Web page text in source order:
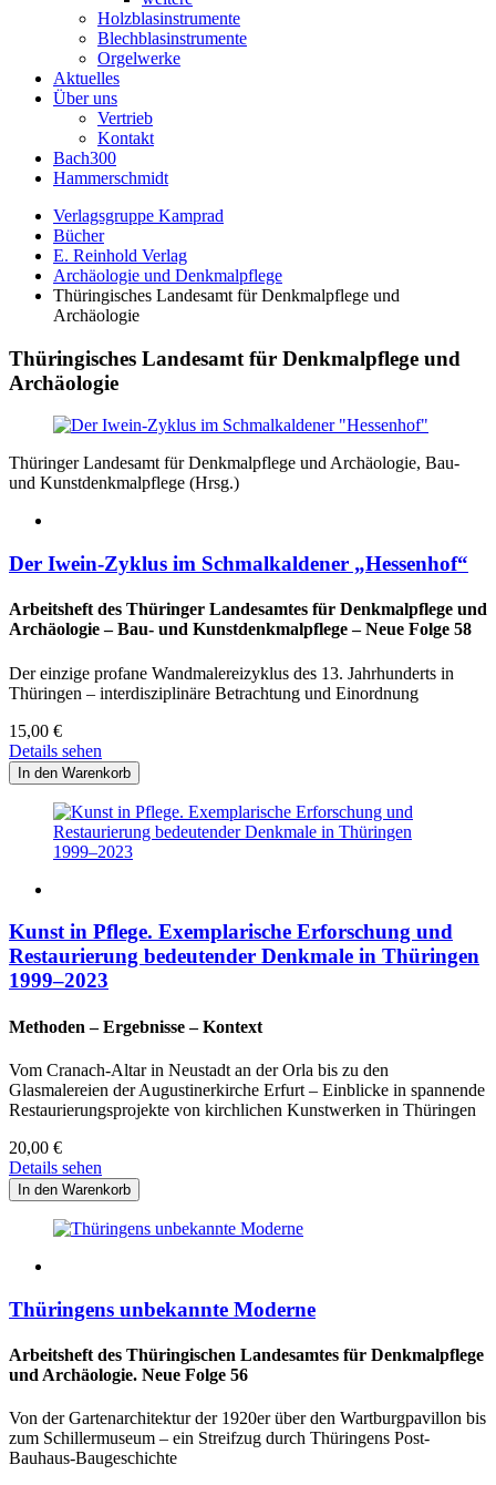
Holzblasinstrumente
Blechblasinstrumente
Orgelwerke
Aktuelles
Über uns
Vertrieb
Kontakt
Bach300
Hammerschmidt
Verlagsgruppe Kamprad
Bücher
E. Reinhold Verlag
Archäologie und Denkmalpflege
Thüringisches Landesamt für Denkmalpflege und
Archäologie
Thüringisches Landesamt für Denkmalpflege und
Archäologie
Thüringer Landesamt für Denkmalpflege und Archäologie, Bau-
und Kunstdenkmalpflege (Hrsg.)
Der Iwein-Zyklus im Schmalkaldener „Hessenhof“
Arbeitsheft des Thüringer Landesamtes für Denkmalpflege und
Archäologie – Bau- und Kunstdenkmalpflege – Neue Folge 58
Der einzige profane Wandmalereizyklus des 13. Jahrhunderts in
Thüringen – interdisziplinäre Betrachtung und Einordnung
15,00 €
Details sehen
Kunst in Pflege. Exemplarische Erforschung und
Restaurierung bedeutender Denkmale in Thüringen
1999–2023
Methoden – Ergebnisse – Kontext
Vom Cranach-Altar in Neustadt an der Orla bis zu den
Glasmalereien der Augustinerkirche Erfurt – Einblicke in spannende
Restaurierungsprojekte von kirchlichen Kunstwerken in Thüringen
20,00 €
Details sehen
Thüringens unbekannte Moderne
Arbeitsheft des Thüringischen Landesamtes für Denkmalpflege
und Archäologie. Neue Folge 56
Von der Gartenarchitektur der 1920er über den Wartburgpavillon bis
zum Schillermuseum – ein Streifzug durch Thüringens Post-
Bauhaus-Baugeschichte